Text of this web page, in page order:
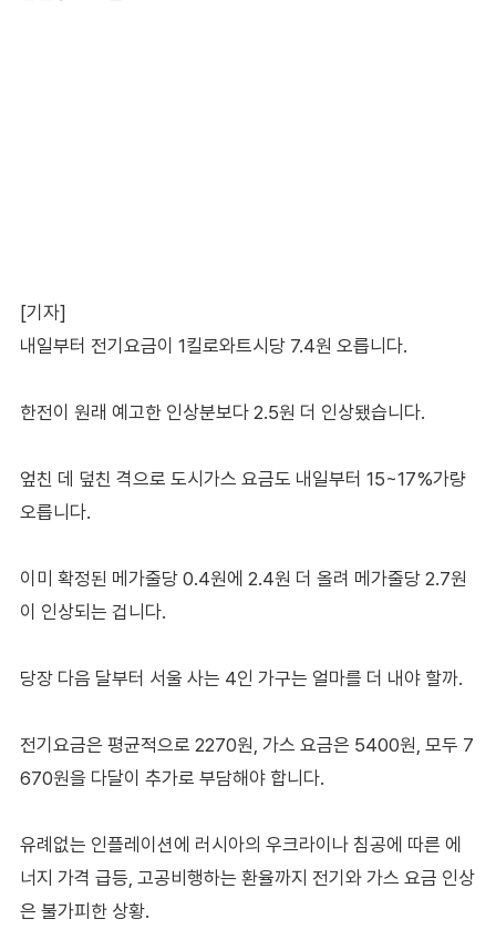
[기자]
내일부터 전기요금이 1킬로와트시당 7.4원 오릅니다.
한전이 원래 예고한 인상분보다 2.5원 더 인상됐습니다.
엎친 데 덮친 격으로 도시가스 요금도 내일부터 15~17%가량
오릅니다.
이미 확정된 메가줄당 0.4원에 2.4원 더 올려 메가줄당 2.7원
이 인상되는 겁니다.
당장 다음 달부터 서울 사는 4인 가구는 얼마를 더 내야 할까.
전기요금은 평균적으로 2270원, 가스 요금은 5400원, 모두 7
670원을 다달이 추가로 부담해야 합니다.
유례없는 인플레이션에 러시아의 우크라이나 침공에 따른 에
너지 가격 급등, 고공비행하는 환율까지 전기와 가스 요금 인상
은 불가피한 상황.